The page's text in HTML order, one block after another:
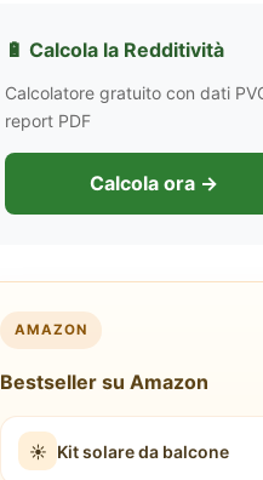
🔋 Calcola la Redditività
Calcolatore gratuito con dati
report PDF
Calcola ora →
AMAZON
Bestseller su Amazon
☀️ Kit solare da balcone